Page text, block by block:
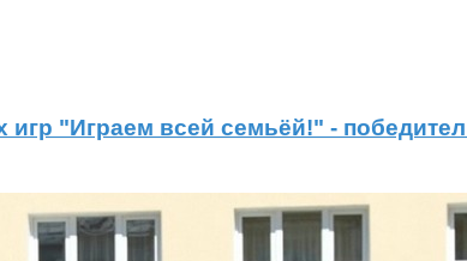
"Играем всей семьёй!" -